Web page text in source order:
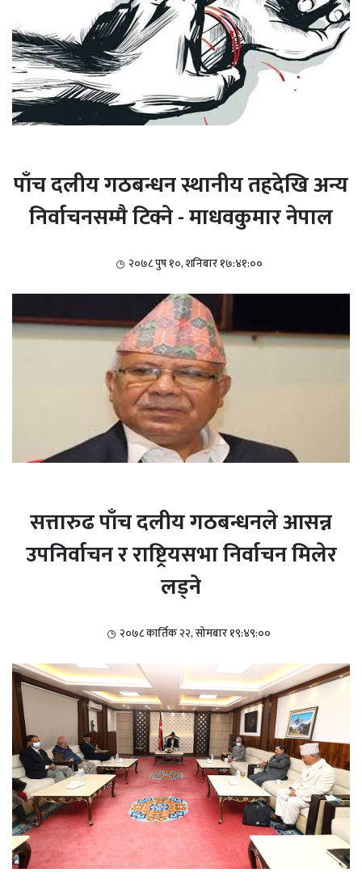
पाँच दलीय गठबन्धन स्थानीय तहदेखि अन्य
निर्वाचनसम्मै टिक्ने - माधवकुमार नेपाल
२०७८ पुष १०, शनिबार १७:४१:००
सत्तारुढ पाँच दलीय गठबन्धनले आसन्न
उपनिर्वाचन र राष्ट्रियसभा निर्वाचन मिलेर
लड्ने
२०७८ कार्तिक २२, सोमबार १९:४९:००